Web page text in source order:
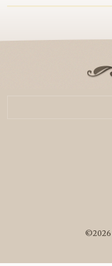
©2026